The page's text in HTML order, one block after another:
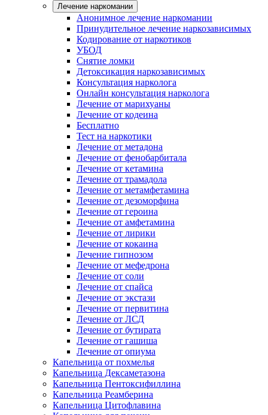
Лечение наркомании
Анонимное лечение наркомании
Принудительное лечение наркозависимых
Кодирование от наркотиков
УБОД
Снятие ломки
Детоксикация наркозависимых
Консультация нарколога
Онлайн консультация нарколога
Лечение от марихуаны
Лечение от кодеина
Бесплатно
Тест на наркотики
Лечение от метадона
Лечение от фенобарбитала
Лечение от кетамина
Лечение от трамадола
Лечение от метамфетамина
Лечение от дезоморфина
Лечение от героина
Лечение от амфетамина
Лечение от лирики
Лечение от кокаина
Лечение гипнозом
Лечение от мефедрона
Лечение от соли
Лечение от спайса
Лечение от экстази
Лечение от первитина
Лечение от ЛСД
Лечение от бутирата
Лечение от гашиша
Лечение от опиума
Капельница от похмелья
Капельница Дексаметазона
Капельница Пентоксифиллина
Капельница Реамберина
Капельница Цитофлавина